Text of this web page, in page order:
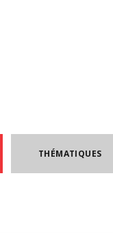
THÉMATIQUES